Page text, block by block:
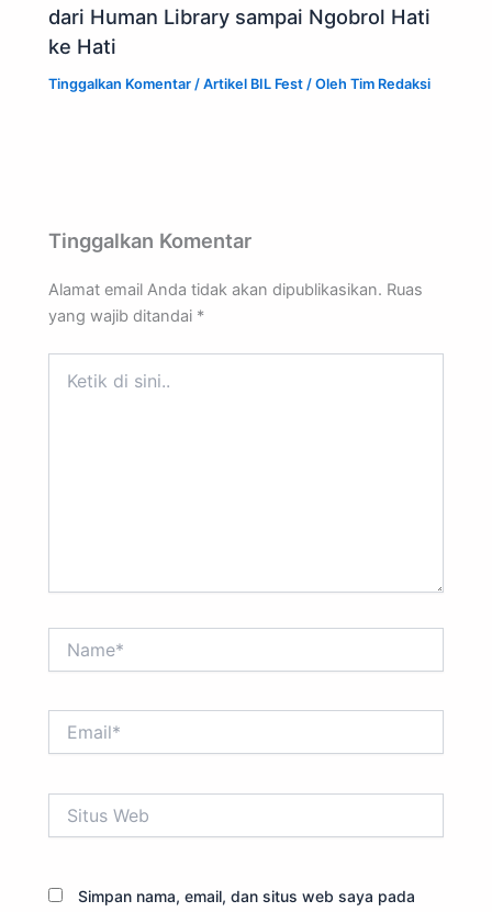
dari Human Library sampai Ngobrol Hati
ke Hati
Tinggalkan Komentar /Artikel BIL Fest / OlehTim Redaksi
Tinggalkan Komentar
Alamat email Anda tidak akan dipublikasikan. Ruas
yang wajib ditandai *
Web
Simpan nama, email, dan situs web saya pada